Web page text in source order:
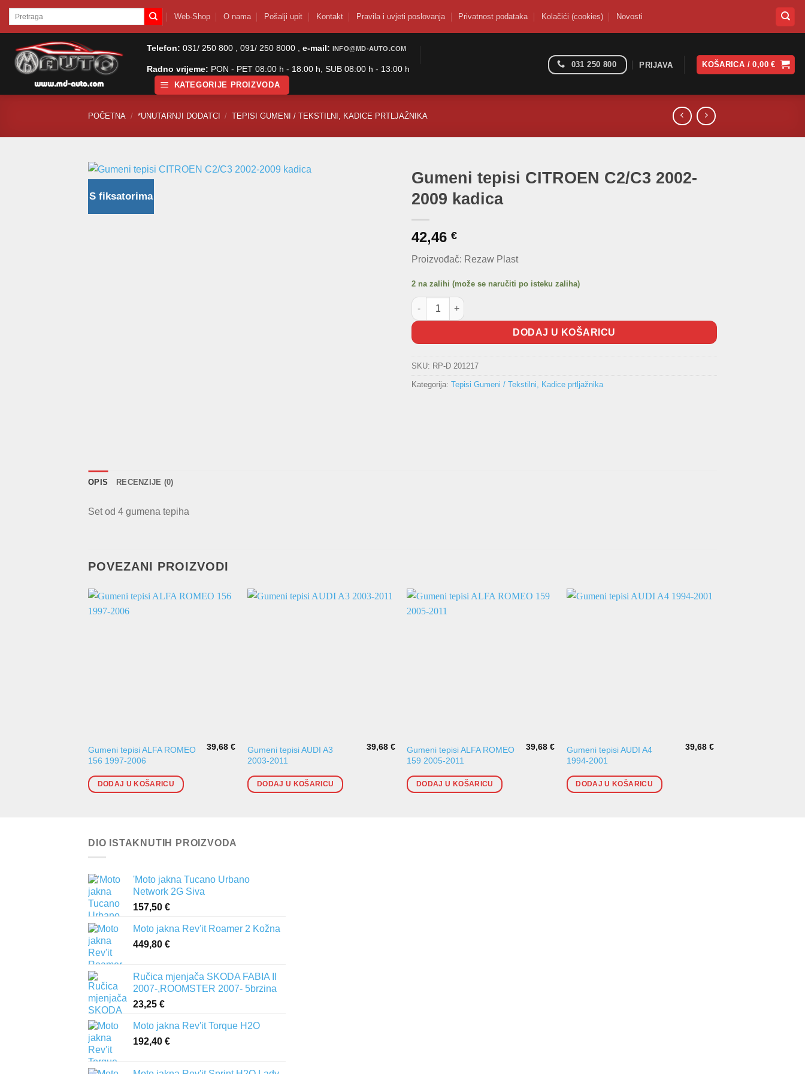
SkipPretraži: Web-Shop O nama Pošalji upit Kontakt Pravila i uvjeti poslovanja Privatnost podataka Kolačići (cookies) Novosti
Telefon: 031/ 250 800 , 091/ 250 8000 , e-mail: INFO@MD-AUTO.COM
Radno vrijeme: PON - PET 08:00 h - 18:00 h, SUB 08:00 h - 13:00 h
KATEGORIJE PROIZVODA
031 250 800 PRIJAVA KOŠARICA /0,00€
POČETNA / *UNUTARNJI DODATCI / TEPISI GUMENI / TEKSTILNI, KADICE PRTLJAŽNIKA
S fiksatorima
Gumeni tepisi CITROEN C2/C3 2002-
2009 kadica
42,46 €
Proizvođač: Rezaw Plast
2 na zalihi (može se naručiti po isteku zaliha)
Gumeni tepisi CITROEN C2/C3 2002-2009 kadica količina
DODAJ U KOŠARICU
SKU: RP-D 201217
Kategorija: Tepisi Gumeni / Tekstilni, Kadice prtljažnika
OPIS RECENZIJE (0)
Set od 4 gumena tepiha
POVEZANI PROIZVODI
Gumeni tepisi ALFA ROMEO
156 1997-2006
39,68€
DODAJ U KOŠARICU
Gumeni tepisi AUDI A3
2003-2011
39,68 €
DODAJ U KOŠARICU
Gumeni tepisi ALFA ROMEO
159 2005-2011
39,68 €
DODAJ U KOŠARICU
Gumeni tepisi AUDI A4
1994-2001
39,68€
DODAJ U KOŠARICU
DIO ISTAKNUTIH PROIZVODA
'Moto jakna Tucano Urbano
Network 2G Siva
157,50 €
Moto jakna Rev'it Roamer 2 Kožna
449,80 €
Ručica mjenjača SKODA FABIA II
2007-,ROOMSTER 2007- 5brzina
23,25 €
Moto jakna Rev'it Torque H2O
192,40 €